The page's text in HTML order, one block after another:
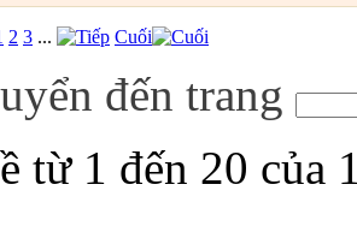
2 3 ... Cuối
đến trang
từ 1 đến 20 của